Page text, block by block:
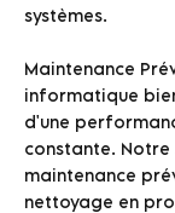
systèmes.
Maintenance
informatique
d'une
constante. Notre
maintenance
nettoyage en